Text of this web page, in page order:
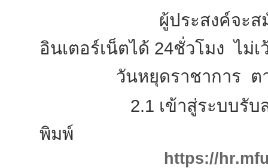
ผู้ประสงค์จะสมัครสอ
อินเตอร์เน็ตได้ 24ชั่วโมง ไม่เ
วันหยุดราชาการ ตา
2.1 เข้าสู่ระบบรับสมัคร
พิมพ์
https://